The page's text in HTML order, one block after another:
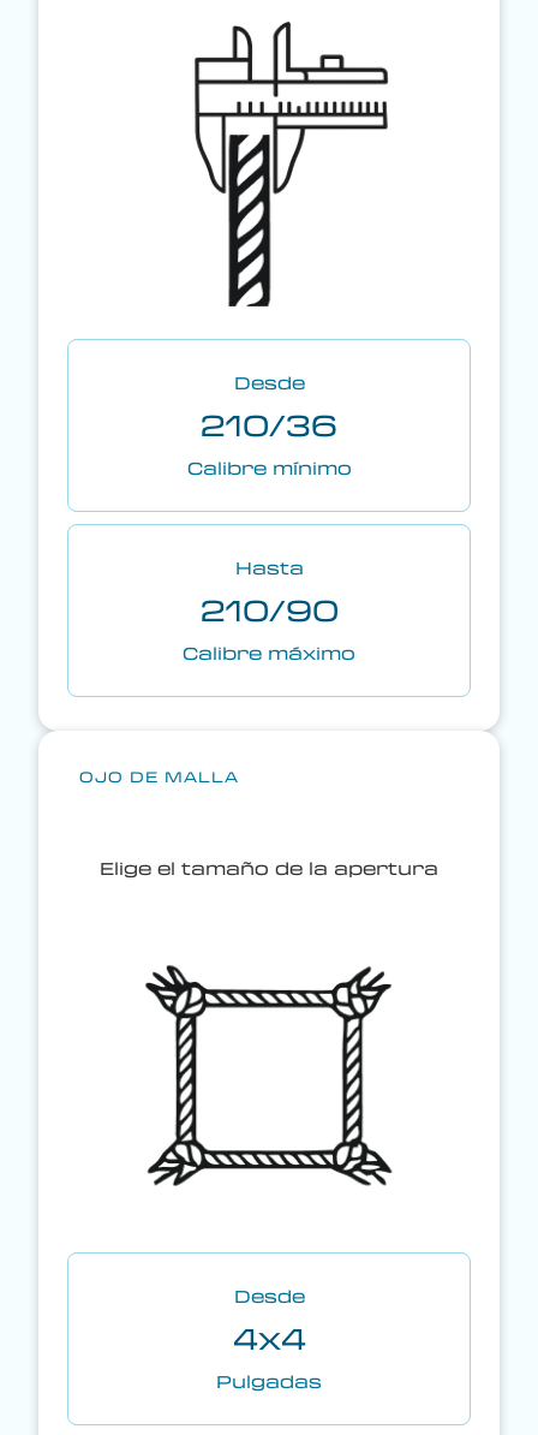
Desde
210/36
Calibre mínimo
Hasta
210/90
Calibre máximo
OJO DE MALLA
Elige el tamaño de la apertura
Desde
4x4
Pulgadas